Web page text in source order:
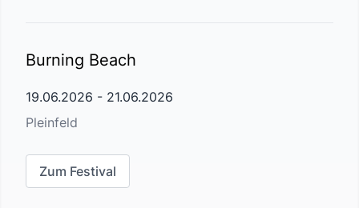
Burning Beach
19.06.2026 - 21.06.2026
Pleinfeld
Zum Festival